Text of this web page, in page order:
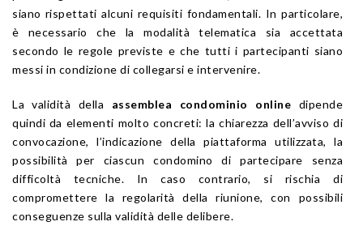
siano rispettati alcuni requisiti fondamentali. In particolare,
è necessario che la modalità telematica sia accettata
secondo le regole previste e che tutti i partecipanti siano
messi in condizione di collegarsi e intervenire.
La validità della assemblea condominio online dipende
quindi da elementi molto concreti: la chiarezza dell’avviso di
convocazione, l’indicazione della piattaforma utilizzata, la
possibilità per ciascun condomino di partecipare senza
difficoltà tecniche. In caso contrario, si rischia di
compromettere la regolarità della riunione, con possibili
conseguenze sulla validità delle delibere.